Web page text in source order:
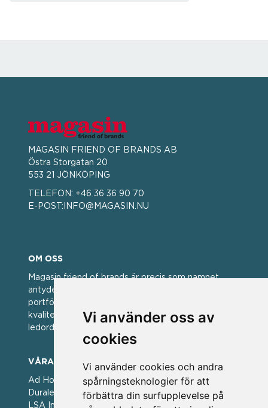
Vi använder oss av
cookies
Vi använder cookies och andra
spårningsteknologier för att
förbättra din surfupplevelse på
MAGASIN FRIEND OF BRANDS AB
Östra Storgatan 20
553 21 JÖNKÖPING
TELEFON: +46 36 36 90 70
E-POST: INFO@MAGASIN.NU
OM OSS
Magasin friend of brands är precis som namnet
antyder; en vän av varumärken. Vi har idag en stor
portfölj med välkända varumärken med hög
kvalitet. För oss har kvalitet alltid varit ett av
ledorden och som styrt vår verksamhet.
VÅRA VARUMÄRKEN
Ad Hoc ▪ Bialetti ▪ Cole & Mason ▪ Caps Me ▪
Duralex ▪ Forged ▪ G3 Ferrari ▪ Ken Hom ▪ Kilner ▪
LSA International ▪ Laguiole Style de Vie ▪ Mason